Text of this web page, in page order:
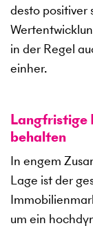
desto positiver
in der Regel
einher.
Langfristige
behalten
In engem
Lage ist der
um ein